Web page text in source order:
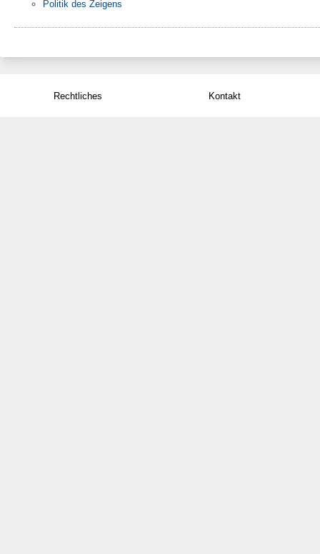
Politik des Zeigens
Rechtliches Kontakt